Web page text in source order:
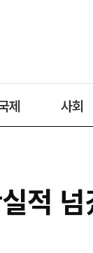
제 사회
적 넘